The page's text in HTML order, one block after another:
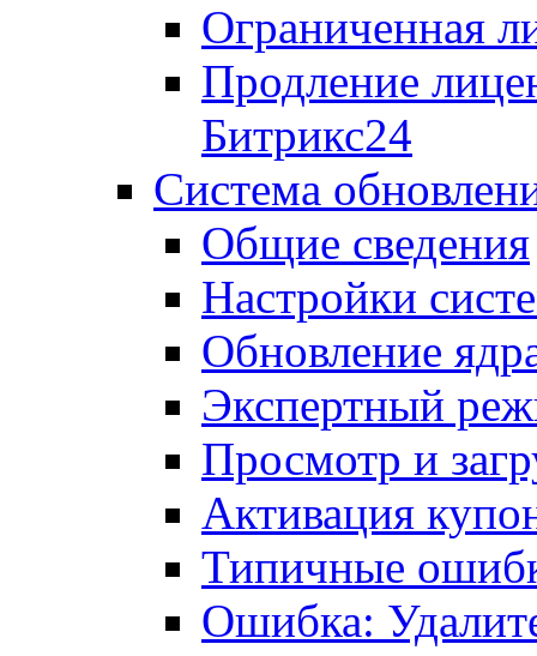
Ограниченная
Продление
Битрикс24
Система
Общие сведения
Настройки
Обновление
Экспертный
Просмотр и
Активация
Типичные
Ошибка: